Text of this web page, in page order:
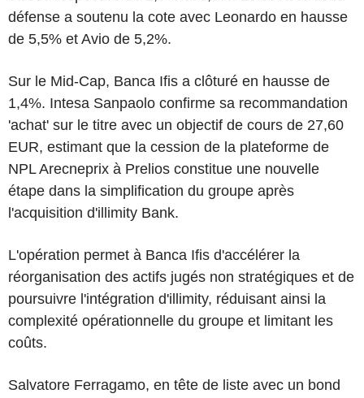
défense a soutenu la cote avec Leonardo en hausse
de 5,5% et Avio de 5,2%.
Sur le Mid-Cap, Banca Ifis a clôturé en hausse de
1,4%. Intesa Sanpaolo confirme sa recommandation
'achat' sur le titre avec un objectif de cours de 27,60
EUR, estimant que la cession de la plateforme de
NPL Arecneprix à Prelios constitue une nouvelle
étape dans la simplification du groupe après
l'acquisition d'illimity Bank.
L'opération permet à Banca Ifis d'accélérer la
réorganisation des actifs jugés non stratégiques et de
poursuivre l'intégration d'illimity, réduisant ainsi la
complexité opérationnelle du groupe et limitant les
coûts.
Salvatore Ferragamo, en tête de liste avec un bond